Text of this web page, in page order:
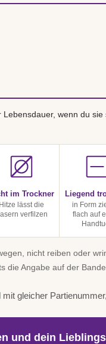
wenn du
im Trockner
Hitze lässt die
verfilzen
Liegend
in Form
flach auf
nicht reiben oder
die Angabe auf der
gleicher
und dein